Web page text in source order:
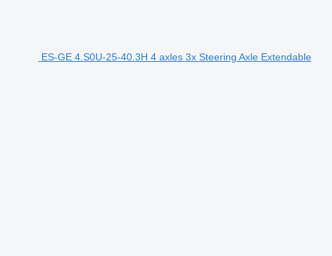
ES-GE 4.S0U-25-40.3H 4 axles 3x Steering Axle Extendable